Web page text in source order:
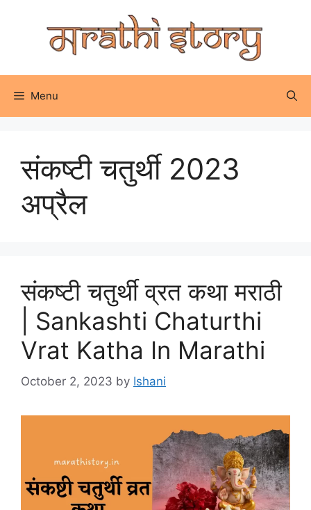
Menu
संकष्टी चतुर्थी 2023
अप्रैल
संकष्टी चतुर्थी व्रत कथा मराठी
| Sankashti Chaturthi
Vrat Katha In Marathi
October 2, 2023 by Ishani